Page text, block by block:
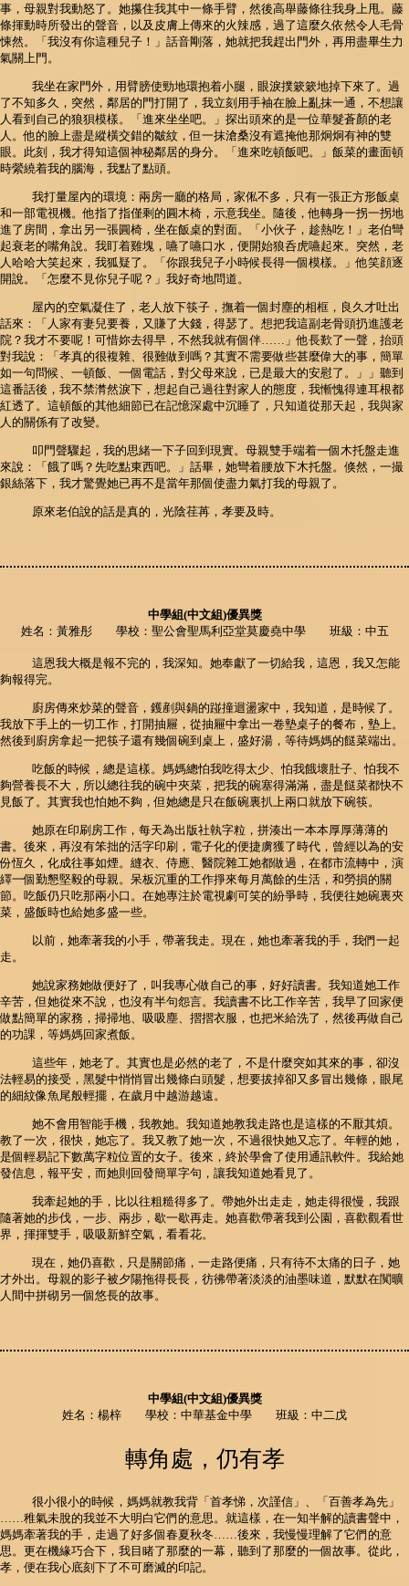
事，母親對我動怒了。她攥住我其中一條手臂，然後高舉藤條往我身上甩。藤
條揮動時所發出的聲音，以及皮膚上傳來的火辣感，過了這麼久依然令人毛骨
悚然。「我沒有你這種兒子！」話音剛落，她就把我趕出門外，再用盡畢生力
氣關上門。
我坐在家門外，用臂膀使勁地環抱着小腿，眼淚撲簌簌地掉下來了。過
了不知多久，突然，鄰居的門打開了，我立刻用手袖在臉上亂抹一通，不想讓
人看到自己的狼狽模樣。「進來坐坐吧。」探出頭來的是一位華髮蒼顏的老
人。他的臉上盡是縱橫交錯的皺紋，但一抹滄桑沒有遮掩他那炯炯有神的雙
眼。此刻，我才得知這個神秘鄰居的身分。「進來吃頓飯吧。」飯菜的畫面頓
時縈繞着我的腦海，我點了點頭。
我打量屋內的環境：兩房一廳的格局，家俬不多，只有一張正方形飯桌
和一部電視機。他指了指僅剩的圓木椅，示意我坐。隨後，他轉身一拐一拐地
進了房間，拿出另一張圓椅，坐在飯桌的對面。「小伙子，趁熱吃！」老伯彎
起衰老的嘴角說。我盯着雞塊，嚥了嚥口水，便開始狼呑虎嚥起來。突然，老
人哈哈大笑起來，我狐疑了。「你跟我兒子小時候長得一個模樣。」他笑顔逐
開說。「怎麼不見你兒子呢？」我好奇地問道。
屋內的空氣凝住了，老人放下筷子，撫着一個封塵的相框，良久才吐出
話來：「人家有妻兒要養，又賺了大錢，得瑟了。想把我這副老骨頭扔進護老
院？我才不要呢！可惜妳去得早，不然我就有個伴……」他長歎了一聲，抬頭
對我說：「孝真的很複雜、很難做到嗎？其實不需要做些甚麼偉大的事，簡單
如一句問候、一頓飯、一個電話，對父母來說，已是最大的安慰了。」」聽到
這番話後，我不禁潸然淚下，想起自己過往對家人的態度，我慚愧得連耳根都
紅透了。這頓飯的其他細節已在記憶深處中沉睡了，只知道從那天起，我與家
人的關係有了改變。
叩門聲驟起，我的思緒一下子回到現實。母親雙手端着一個木托盤走進
來說：「餓了嗎？先吃點東西吧。」話畢，她彎着腰放下木托盤。倏然，一撮
銀絲落下，我才驚覺她已再不是當年那個使盡力氣打我的母親了。
原來老伯說的話是真的，光陰荏苒，孝要及時。
中學組(中文組)優異獎
姓名：黃雅彤 學校：聖公會聖馬利亞堂莫慶堯中學 班級：中五
這恩我大概是報不完的，我深知。她奉獻了一切給我，這恩，我又怎能
夠報得完。
廚房傳來炒菜的聲音，鑊剷與鍋的踫撞迴盪家中，我知道，是時候了。
我放下手上的一切工作，打開抽屜，從抽屜中拿出一卷墊桌子的餐布，墊上。
然後到廚房拿起一把筷子還有幾個碗到桌上，盛好湯，等待媽媽的餸菜端出。
吃飯的時候，總是這樣。媽媽總怕我吃得太少、怕我餓壞肚子、怕我不
夠營養長不大，所以總往我的碗中夾菜，把我的碗塞得滿滿，盡是餸菜都快不
見飯了。其實我也怕她不夠，但她總是只在飯碗裏扒上兩口就放下碗筷。
她原在印刷房工作，每天為出版社執字粒，拼湊出一本本厚厚薄薄的
書。後來，再沒有笨拙的活字印刷，電子化的便捷虜獲了時代，曾經以為的安
份恆久，化成往事如煙。縫衣、侍應、醫院雜工她都做過，在都市流轉中，演
繹一個勤懇堅毅的母親。呆板沉重的工作掙來每月萬餘的生活，和勞損的關
節。吃飯仍只吃那兩小口。在她專注於電視劇可笑的紛爭時，我便往她碗裏夾
菜，盛飯時也給她多盛一些。
以前，她牽著我的小手，帶著我走。現在，她也牽著我的手，我們一起
走。
她說家務她做便好了，叫我專心做自己的事，好好讀書。我知道她工作
辛苦，但她從來不說，也沒有半句怨言。我讀書不比工作辛苦，我早了回家便
做點簡單的家務，掃掃地、吸吸塵、摺摺衣服，也把米給洗了，然後再做自己
的功課，等媽媽回家煮飯。
這些年，她老了。其實也是必然的老了，不是什麼突如其來的事，卻沒
法輕易的接受，黑髮中悄悄冒出幾條白頭髮，想要拔掉卻又多冒出幾條，眼尾
的細紋像魚尾般輕擺，在歲月中越游越遠。
她不會用智能手機，我教她。我知道她教我走路也是這樣的不厭其煩。
教了一次，很快，她忘了。我又教了她一次，不過很快她又忘了。年輕的她，
是個輕易記下數萬字粒位置的女子。後來，終於學會了使用通訊軟件。我給她
發信息，報平安，而她則回發簡單字句，讓我知道她看見了。
我牽起她的手，比以往粗糙得多了。帶她外出走走，她走得很慢，我跟
隨著她的步伐，一步、兩步，歇一歇再走。她喜歡帶著我到公園，喜歡觀看世
界，揮揮雙手，吸吸新鮮空氣，看看花。
現在，她仍喜歡，只是關節痛，一走路便痛，只有待不太痛的日子，她
才外出。母親的影子被夕陽拖得長長，彷彿帶著淡淡的油墨味道，默默在闃曠
人間中拼砌另一個悠長的故事。
中學組(中文組)優異獎
姓名：楊梓 學校：中華基金中學 班級：中二戊
轉角處，仍有孝
很小很小的時候，媽媽就教我背「首孝悌，次謹信」、「百善孝為先」
……稚氣未脫的我並不大明白它們的意思。就這樣，在一知半解的讀書聲中，
媽媽牽著我的手，走過了好多個春夏秋冬……後來，我慢慢理解了它們的意
思。更在機緣巧合下，我目睹了那麼的一幕，聽到了那麼的一個故事。從此，
孝，便在我心底刻下了不可磨滅的印記。